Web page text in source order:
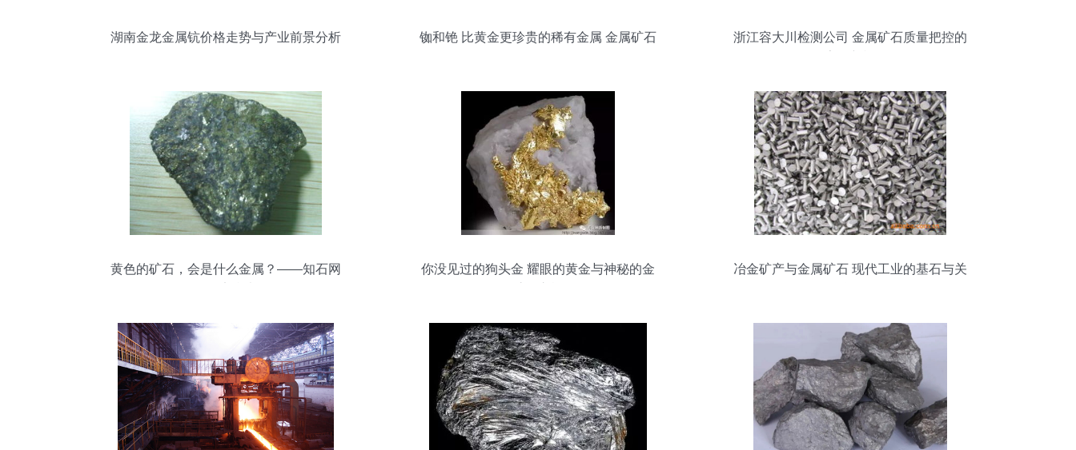
湖南金龙金属钪价格走势与产业前景分析 铷和铯 比黄金更珍贵的稀有金属 金属矿石
浙江容大川检测公司 金属矿石质量把控的
黄色的矿石，会是什么金属？——知石网
你没见过的狗头金 耀眼的黄金与神秘的金
冶金矿产与金属矿石 现代工业的基石与关